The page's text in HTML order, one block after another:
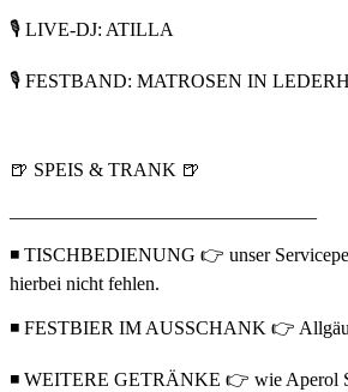
🎙️ LIVE-DJ: ATILLA
🎙️ FESTBAND: MATROSEN IN
🍺 SPEIS & TRANK 🍺
◾ TISCHBEDIENUNG 👉 unser
hierbei nicht fehlen.
◾ FESTBIER IM AUSSCHANK 👉
◾ WEITERE GETRÄNKE 👉 wie Aperol